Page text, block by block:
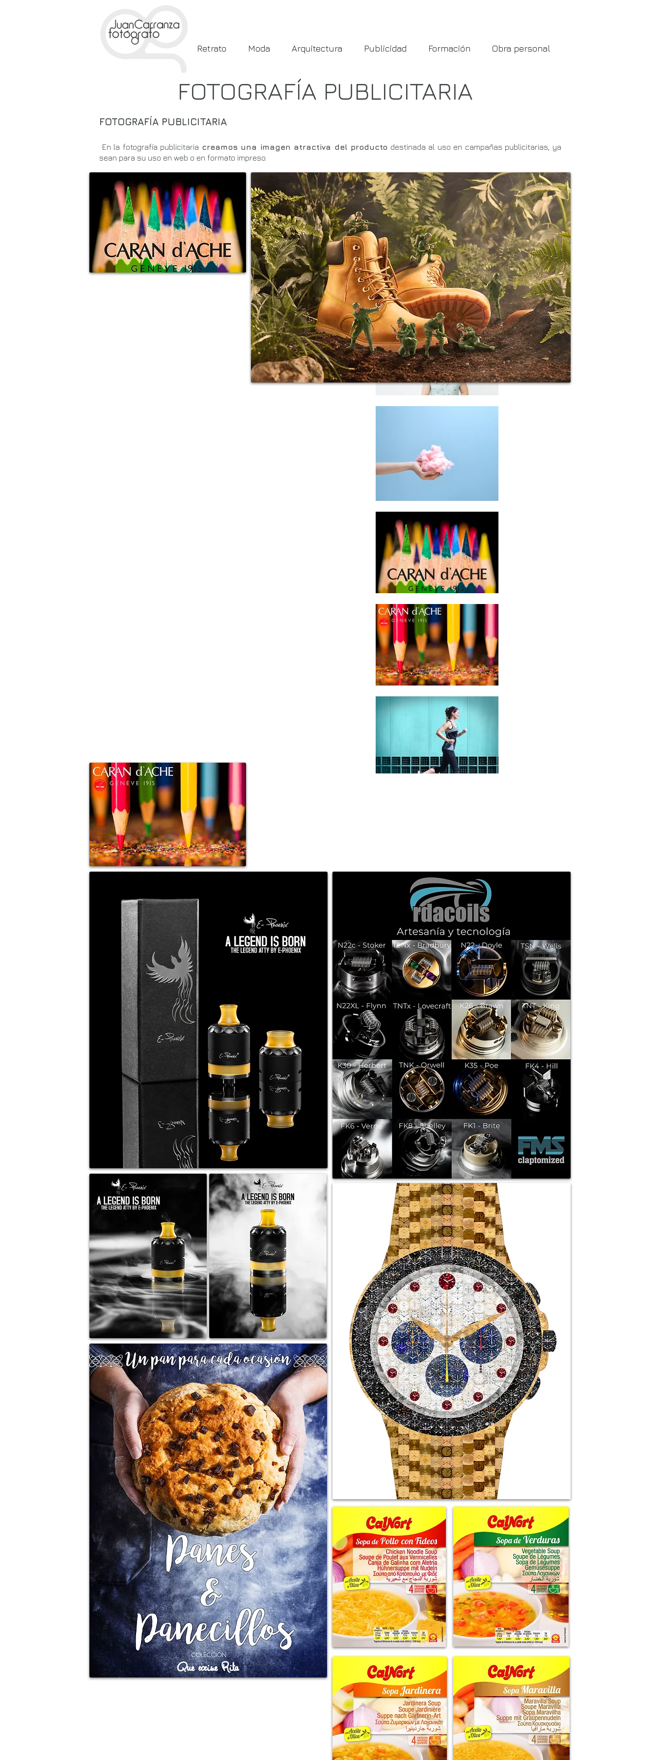
Retrato Moda Arquitectura Publicidad Formación Obra personal
FOTOGRAFÍA PUBLICITARIA
FOTOGRAFÍA PUBLICITARIA
En la fotografía publicitaria creamos una imagen atractiva del producto destinada al uso en campañas publicitarias, ya
sean para su uso en web o en formato impreso.